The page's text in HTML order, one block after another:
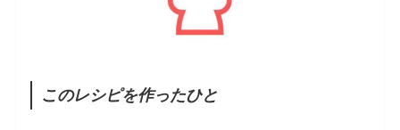
このレシピを作ったひと